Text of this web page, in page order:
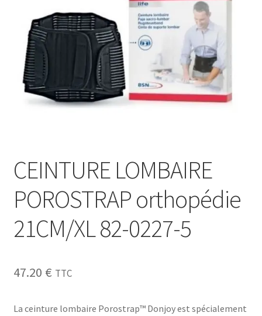
Sécurité
Pro.
0.00 €
CEINTURE LOMBAIRE
POROSTRAP orthopédie
21CM/XL 82-0227-5
47.20 € TTC
La ceinture lombaire Porostrap™ Donjoy est spécialement